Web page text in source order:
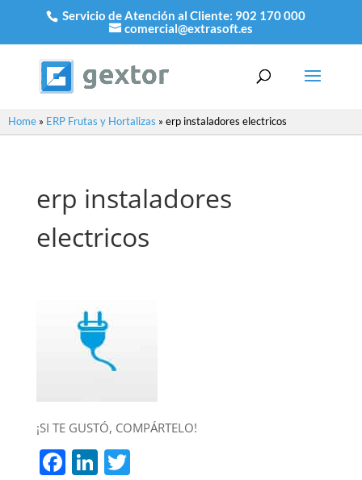
Servicio de Atención al Cliente: 902 170 000
comercial@extrasoft.es
Home » ERP Frutas y Hortalizas » erp instaladores electricos
erp instaladores
electricos
¡SI TE GUSTÓ, COMPÁRTELO!
Facebook
LinkedIn
Twitter